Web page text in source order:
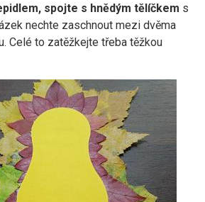
spojte s hnědým tělíčkem s
nechte zaschnout mezi dvěma
Celé to zatěžkejte třeba těžkou